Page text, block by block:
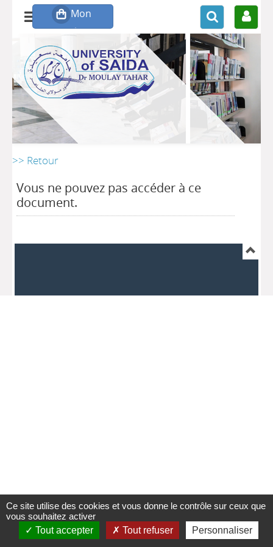
>> Retour
Vous ne pouvez pas accéder à ce
document.
Ce site utilise des cookies et vous donne le contrôle sur ceux que
vous souhaitez activer
Tout accepter
Tout refuser Personnaliser